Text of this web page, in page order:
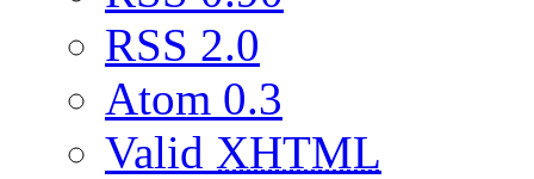
RSS 2.0
Atom 0.3
Valid XHTML